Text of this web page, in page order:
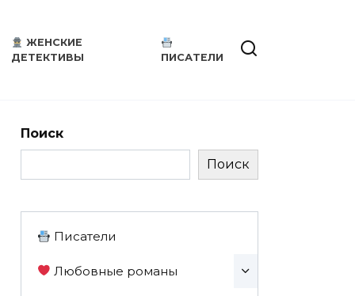
ЖЕНСКИЕ
ДЕТЕКТИВЫ
ПИСАТЕЛИ
Поиск
Поиск
Писатели
Любовные романы